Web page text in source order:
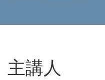
主講人